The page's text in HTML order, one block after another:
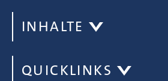
INHALTE
QUICKLINKS